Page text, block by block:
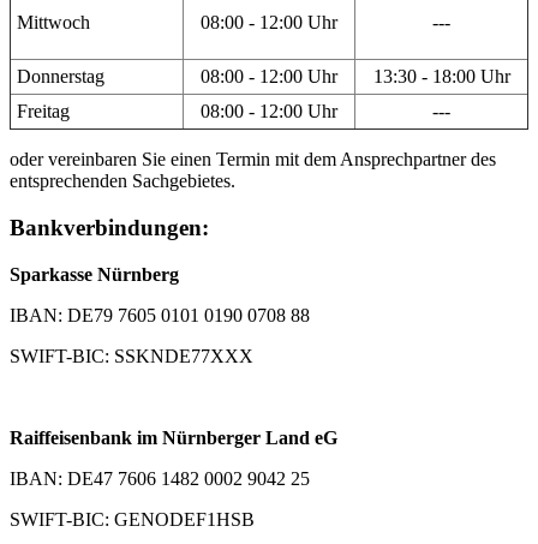
Mittwoch 08:00 - 12:00 Uhr ---
Donnerstag 08:00 - 12:00 Uhr
13:30 - 18:00 Uhr
Freitag
08:00 - 12:00 Uhr ---
oder vereinbaren Sie einen Termin mit dem Ansprechpartner des
entsprechenden Sachgebietes.
Bankverbindungen:
Sparkasse Nürnberg
IBAN: DE79 7605 0101 0190 0708 88
SWIFT-BIC: SSKNDE77XXX
Raiffeisenbank im Nürnberger Land eG
IBAN: DE47 7606 1482 0002 9042 25
SWIFT-BIC: GENODEF1HSB